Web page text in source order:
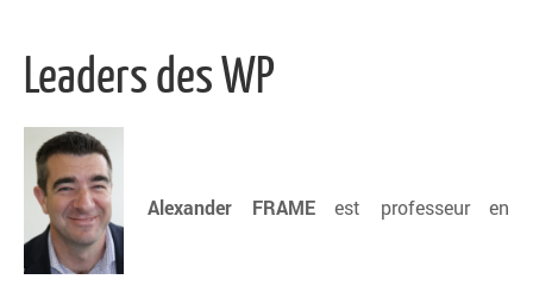
Leaders des WP
Alexander FRAMEest professeur en